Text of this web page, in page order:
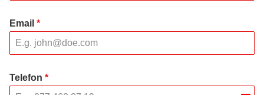
Email *
Telefon *